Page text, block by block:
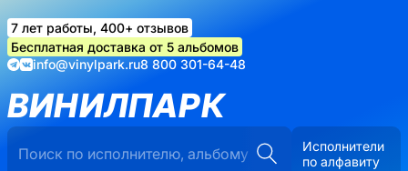
7 лет работы, 400+ отзывов
Бесплатная доставка от 5 альбомов
info@vinylpark.ru8 800 301-64-48
ВИНИЛПАРК
Исполнители
по алфавиту